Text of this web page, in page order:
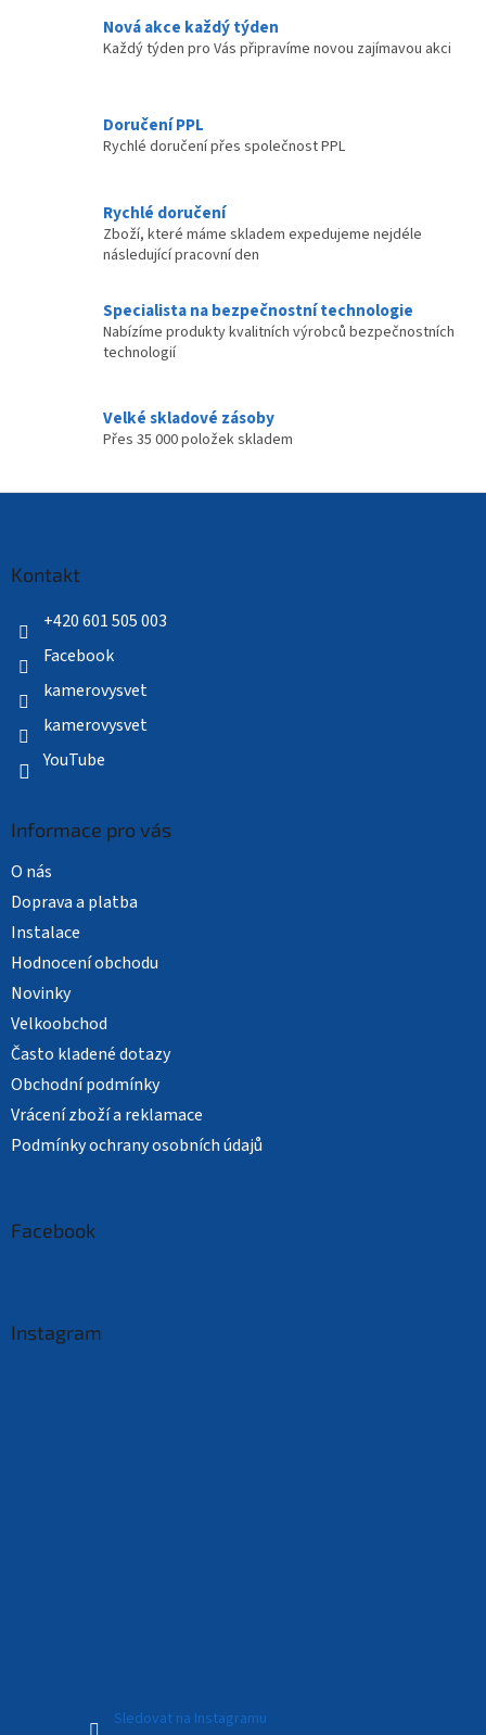
v
k
y
i
s
Nová akce každý týden
Každý týden pro Vás připravíme novou zajímavou akci
Doručení PPL
Rychlé doručení přes společnost PPL
Rychlé doručení
Zboží, které máme skladem expedujeme nejdéle
následující pracovní den
Specialista na bezpečnostní technologie
Nabízíme produkty kvalitních výrobců bezpečnostních
technologií
Velké skladové zásoby
Přes 35 000 položek skladem
Kontakt
+420 601 505 003
Facebook
kamerovysvet
kamerovysvet
YouTube
Informace pro vás
O nás
Doprava a platba
Instalace
Hodnocení obchodu
Novinky
Velkoobchod
Často kladené dotazy
Obchodní podmínky
Vrácení zboží a reklamace
Podmínky ochrany osobních údajů
Facebook
Instagram
Sledovat na Instagramu